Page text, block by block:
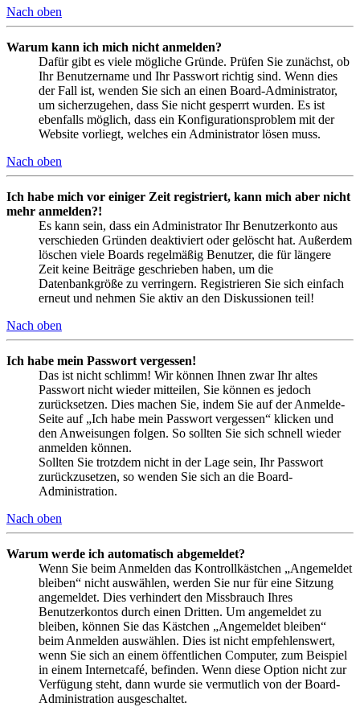
Nach oben
Warum kann ich mich nicht anmelden?
Dafür gibt es viele mögliche Gründe. Prüfen Sie zunächst, ob
Ihr Benutzername und Ihr Passwort richtig sind. Wenn dies
der Fall ist, wenden Sie sich an einen Board-Administrator,
um sicherzugehen, dass Sie nicht gesperrt wurden. Es ist
ebenfalls möglich, dass ein Konfigurationsproblem mit der
Website vorliegt, welches ein Administrator lösen muss.
Nach oben
Ich habe mich vor einiger Zeit registriert, kann mich aber nicht
mehr anmelden?!
Es kann sein, dass ein Administrator Ihr Benutzerkonto aus
verschieden Gründen deaktiviert oder gelöscht hat. Außerdem
löschen viele Boards regelmäßig Benutzer, die für längere
Zeit keine Beiträge geschrieben haben, um die
Datenbankgröße zu verringern. Registrieren Sie sich einfach
erneut und nehmen Sie aktiv an den Diskussionen teil!
Nach oben
Ich habe mein Passwort vergessen!
Das ist nicht schlimm! Wir können Ihnen zwar Ihr altes
Passwort nicht wieder mitteilen, Sie können es jedoch
zurücksetzen. Dies machen Sie, indem Sie auf der Anmelde-
Seite auf „Ich habe mein Passwort vergessen“ klicken und
den Anweisungen folgen. So sollten Sie sich schnell wieder
anmelden können.
Sollten Sie trotzdem nicht in der Lage sein, Ihr Passwort
zurückzusetzen, so wenden Sie sich an die Board-
Administration.
Nach oben
Warum werde ich automatisch abgemeldet?
Wenn Sie beim Anmelden das Kontrollkästchen „Angemeldet
bleiben“ nicht auswählen, werden Sie nur für eine Sitzung
angemeldet. Dies verhindert den Missbrauch Ihres
Benutzerkontos durch einen Dritten. Um angemeldet zu
bleiben, können Sie das Kästchen „Angemeldet bleiben“
beim Anmelden auswählen. Dies ist nicht empfehlenswert,
wenn Sie sich an einem öffentlichen Computer, zum Beispiel
in einem Internetcafé, befinden. Wenn diese Option nicht zur
Verfügung steht, dann wurde sie vermutlich von der Board-
Administration ausgeschaltet.